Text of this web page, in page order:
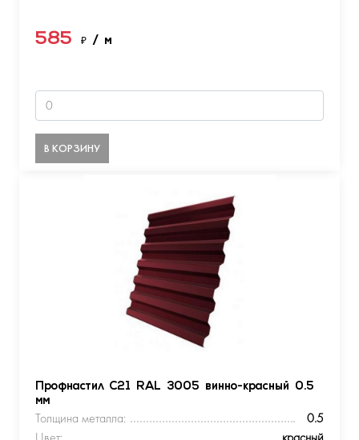
585 ₽ / м
В КОРЗИНУ
Профнастил С21 RAL 3005 винно-красный 0.5
мм
Толщина металла:
0.5